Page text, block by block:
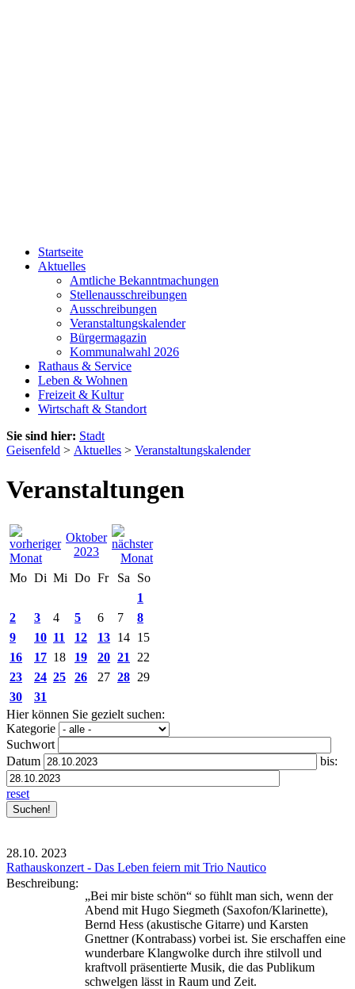
Startseite
Aktuelles
Amtliche Bekanntmachungen
Stellenausschreibungen
Ausschreibungen
Veranstaltungskalender
Bürgermagazin
Kommunalwahl 2026
Rathaus & Service
Leben & Wohnen
Freizeit & Kultur
Wirtschaft & Standort
Sie sind hier: Stadt
Geisenfeld > Aktuelles > Veranstaltungskalender
Veranstaltungen
Oktober
2023
Mo Di Mi Do Fr Sa
So
1
2
3 4 5 6 7
8
9
10 11 12 13 14 15
16
17 18 19 20 21
22
23
24 25 26 27 28 29
30
31
Hier können Sie gezielt suchen:
Kategorie
Suchwort
Datum
bis:
reset
28.10. 2023
Rathauskonzert - Das Leben feiern mit Trio Nautico
Beschreibung:
„Bei mir biste schön“ so fühlt man sich, wenn der
Abend mit Hugo Siegmeth (Saxofon/Klarinette),
Bernd Hess (akustische Gitarre) und Karsten
Gnettner (Kontrabass) vorbei ist. Sie erschaffen eine
wunderbare Klangwolke durch ihre stilvoll und
kraftvoll präsentierte Musik, die das Publikum
schwelgen lässt in Raum und Zeit.